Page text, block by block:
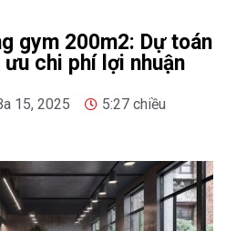
gym 200m2: Dự toán
chi phí lợi nhuận
15, 2025
5:27 chiều